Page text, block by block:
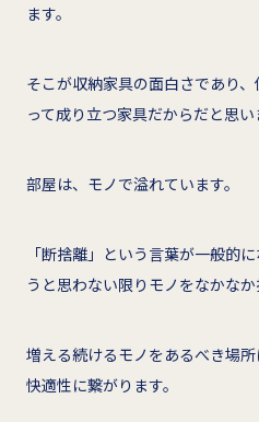
ます。
そこが収納家具の面白さであり
って成り立つ家具だからだと思い
部屋は、モノで溢れています。
「断捨離」という言葉が一般的
うと思わない限りモノをなかなか
増える続けるモノをあるべき場
快適性に繋がります。